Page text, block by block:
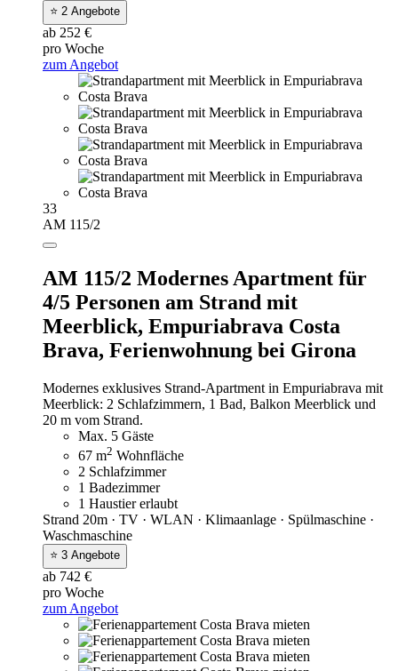
⭐ 2 Angebote
ab 252 €
pro Woche
zum Angebot
33
AM 115/2
AM 115/2 Modernes Apartment für
4/5 Personen am Strand mit
Meerblick, Empuriabrava Costa
Brava, Ferienwohnung bei Girona
Modernes exklusives Strand-Apartment in Empuriabrava mit
Meerblick: 2 Schlafzimmern, 1 Bad, Balkon Meerblick und
20 m vom Strand.
Max. 5 Gäste
67 m2 Wohnfläche
2 Schlafzimmer
1 Badezimmer
1 Haustier erlaubt
Strand 20m · TV · WLAN · Klimaanlage · Spülmaschine ·
Waschmaschine
⭐ 3 Angebote
ab 742 €
pro Woche
zum Angebot